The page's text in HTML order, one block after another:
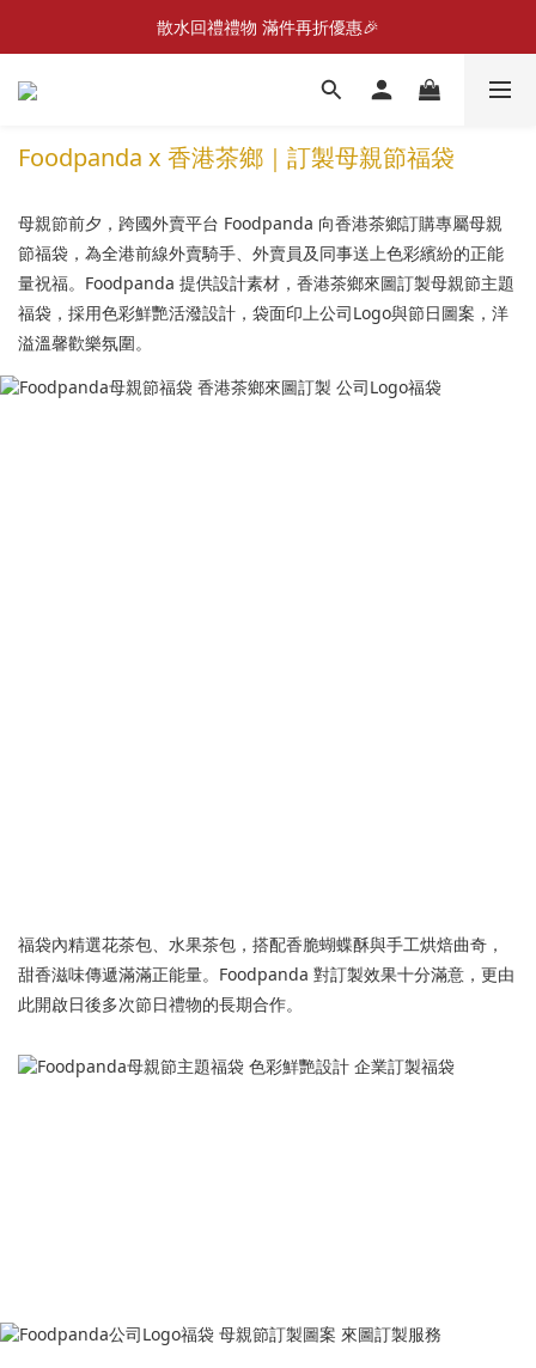
📣首張訂單滿$300即減$20📣
散水回禮禮物 滿件再折優惠🎉
📦折後付款滿$300免運費 （香港、澳門）
Foodpanda x 香港茶鄉｜訂製母親節福袋
母親節前夕，跨國外賣平台 Foodpanda 向香港茶鄉訂購專屬母親
節福袋，為全港前線外賣騎手、外賣員及同事送上色彩繽紛的正能
量祝福。Foodpanda 提供設計素材，香港茶鄉來圖訂製母親節主題
福袋，採用色彩鮮艷活潑設計，袋面印上公司Logo與節日圖案，洋
溢溫馨歡樂氛圍。
福袋內精選花茶包、水果茶包，搭配香脆蝴蝶酥與手工烘焙曲奇，
甜香滋味傳遞滿滿正能量。Foodpanda 對訂製效果十分滿意，更由
此開啟日後多次節日禮物的長期合作。